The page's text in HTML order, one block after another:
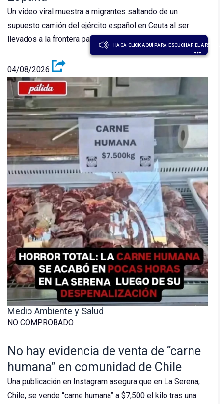
HAGA CLICK AQUÍ PARA ESCUCHAR EL
Un video viral muestra a migrantes saltando de un
supuesto camión del ejército español en Ceuta al ser
llevados a la frontera para su expulsión.
04/08/2026
Medio Ambiente y Salud
NO COMPROBADO
No hay evidencia de venta de “carne
humana” en comunidad de Chile
Una publicación en Instagram asegura que en La Serena,
Chile, se vende “carne humana” a $7,500 el kilo tras una